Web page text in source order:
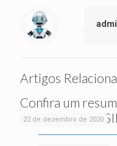
Artigos
22 de dezembro de 2020
Confira um
realizadas pelo